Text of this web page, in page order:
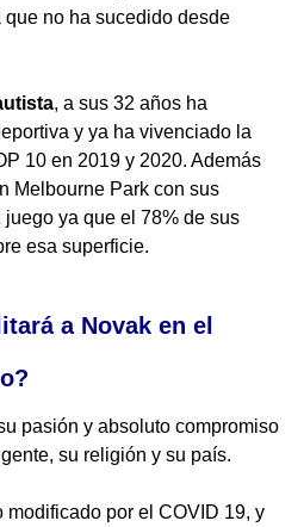
no ha sucedido desde
, a sus 32 años ha
y ya ha vivenciado la
10 en 2019 y 2020. Además
Melbourne Park con sus
ya que el 78% de sus
esa superficie.
a Novak en el
pasión y absoluto compromiso
su religión y su país.
modificado por el COVID 19, y